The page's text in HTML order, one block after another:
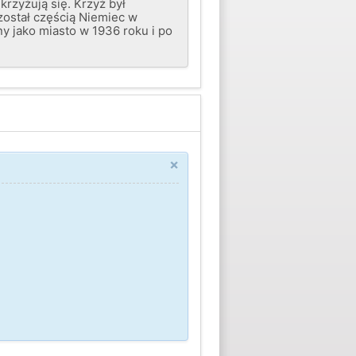
się. Krzyż był
częścią Niemiec w
jako miasto w 1936 roku i po
×